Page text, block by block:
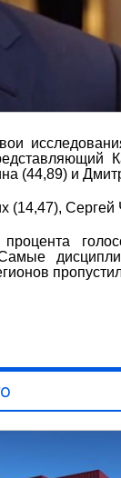
(44,89) и
Самые